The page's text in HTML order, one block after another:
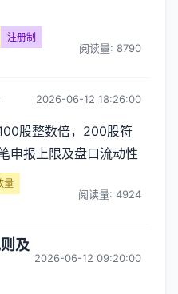
注册制
阅读量: 8790
2026-06-12 18:26:00
股整数倍，200股符
申报上限及盘口流动性
量
阅读量: 4924
及
2026-06-12 09:20:00